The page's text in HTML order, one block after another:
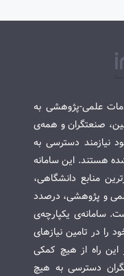
علمی-پژوهشی به
صنعتگران و همه‌ی
نیازمند دسترسی به
هستند. این سامانه
منابع دانشگاهی،
و پژوهشی، درصدد
سامانه‌ی یکپارچه‌ی
را در تامین نیازهای
راه از هیچ کمکی
نگران دسترسی به هیچ